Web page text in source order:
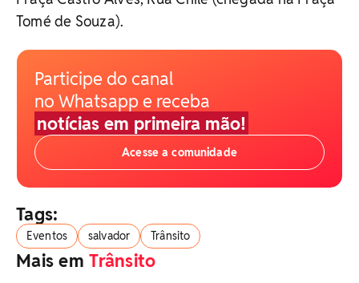
Tomé de Souza).
Participe do canal
no Whatsapp e receba
notícias em primeira mão!
Acesse a comunidade
Tags:
Eventos salvador Trânsito
Mais emTrânsito